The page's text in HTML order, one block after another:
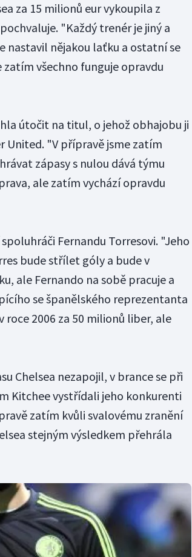
za 15 milionů eur vykoupila z
"Každý trenér je jiný a
nastavil nějakou laťku a ostatní se
všechno funguje opravdu
útočit na titul, o jehož obhajobu ji
United. "V přípravě jsme zatím
zápasy s nulou dává týmu
ale zatím vychází opravdu
Fernandu Torresovi. "Jeho
bude střílet góly a bude v
ale Fernando na sobě pracuje a
se španělského reprezentanta
2006 za 50 milionů liber, ale
Chelsea nezapojil, v brance se při
Kitchee vystřídali jeho konkurenti
zatím kvůli svalovému zranění
stejným výsledkem přehrála